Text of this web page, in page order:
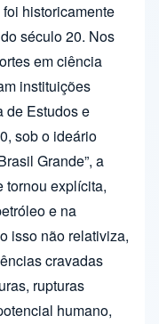
historicamente
século 20. Nos
em ciência
instituições
de Estudos e
sob o ideário
Grande”, a
tornou explícita,
e na
isso não relativiza,
cravadas
rupturas
humano,